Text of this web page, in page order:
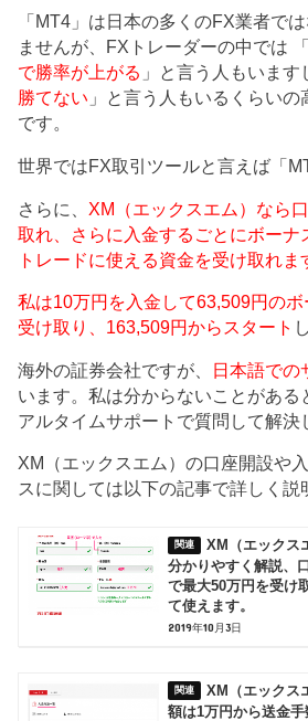
「MT4」は日本の多くのFX業者で
ませんが、FXトレーダーの中では 「
で勝率が上がる 」と言う人もいます
勝てない 」と言う人もいるくらい
です。
世界ではFX取引ツールと言えば「
さらに、 XM（エックスエム）なら
取れ、さらに入金するごとにボーナ
トレードに使える資金を受け取れま
私は10万円を入金して63,509円の
受け取り、163,509円からスタート
海外の証券会社ですが、 日本語での
います。私は分からないことがある
アルタイムサポートで質問して解決
XM（エックスエム）の口座開設や
スに関しては以下の記事で詳しく説
XM（エックス
分かりやすく解説、
で最大50万円を受け
て使えます。
2019年10月3日
XM（エックス
額は1万円から送金